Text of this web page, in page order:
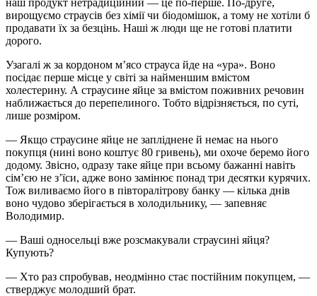
вирощуємо страусів без хімії чи біодомішок, а тому не хотіли б
продавати їх за безцінь. Наші ж люди ще не готові платити
дорого.
Узагалі ж за кордоном м’ясо страуса йде на «ура». Воно
посідає перше місце у світі за найменшим вмістом
холестерину. А страусине яйце за вмістом поживних речовин
наближається до перепелиного. Тобто відрізняється, по суті,
лише розміром.
— Якщо страусине яйце не запліднене й немає на нього
покупця (нині воно коштує 80 гривень), ми охоче беремо його
додому. Звісно, одразу таке яйце при всьому бажанні навіть
сім’єю не з’їси, адже воно замінює понад три десятки курячих.
Тож виливаємо його в півторалітрову банку — кілька днів
воно чудово зберігається в холодильнику, — запевняє
Володимир.
— Ваші односельці вже розсмакували страусині яйця?
Купують?
— Хто раз спробував, неодмінно стає постійним покупцем, —
стверджує молодший брат.